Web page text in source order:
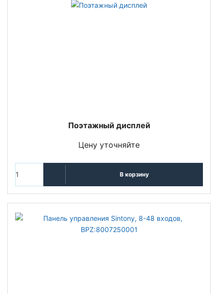
Поэтажный дисплей
Цену уточняйте
В корзину